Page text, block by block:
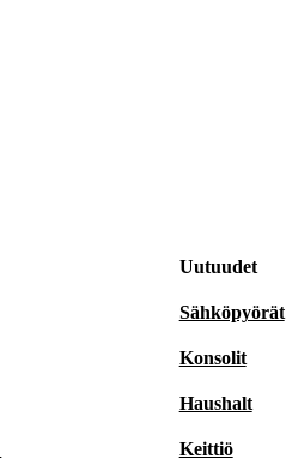
Uutuudet
Sähköpyörät
Konsolit
Haushalt
Keittiö